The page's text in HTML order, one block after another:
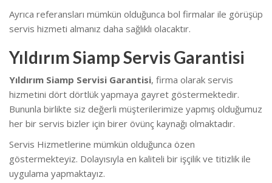
Ayrıca referansları mümkün olduğunca bol firmalar ile görüşüp
servis hizmeti almanız daha sağlıklı olacaktır.
Yıldırım Siamp Servis Garantisi
Yıldırım Siamp Servisi Garantisi, firma olarak servis
hizmetini dört dörtlük yapmaya gayret göstermektedir.
Bununla birlikte siz değerli müşterilerimize yapmış olduğumuz
her bir servis bizler için birer övünç kaynağı olmaktadır.
Servis Hizmetlerine mümkün olduğunca özen
göstermekteyiz. Dolayısıyla en kaliteli bir işçilik ve titizlik ile
uygulama yapmaktayız.